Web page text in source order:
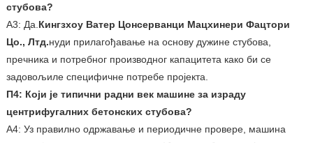
стубова?
А3: Да. Кингзхоу Ватер Цонсерванци Мацхинери Фацтори
Цо., Лтд.нуди прилагођавање на основу дужине стубова,
пречника и потребног производног капацитета како би се
задовољиле специфичне потребе пројекта.
П4: Који је типични радни век машине за израду
центрифугалних бетонских стубова?
А4: Уз правилно одржавање и периодичне провере, машина